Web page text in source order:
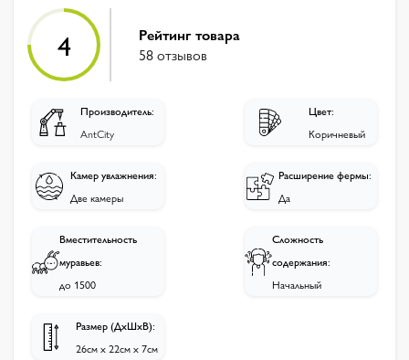
4
Рейтинг товара
58 отзывов
Производитель:
AntCity
Цвет:
Коричневый
Камер увлажнения:
Две камеры
Расширение фермы:
Да
Вместительность
муравьев:
до 1500
Сложность
содержания:
Начальный
Размер (ДхШхВ):
26см х 22см х 7см